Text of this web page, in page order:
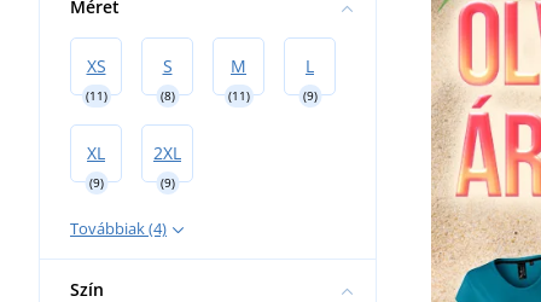
Méret
XS
(11)
S
(8)
M
(11)
L
(9)
XL
(9)
2XL
(9)
Továbbiak (4)
Szín